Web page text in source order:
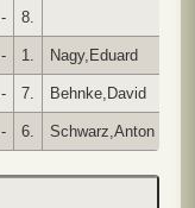
- 8.
- 1. Nagy,Eduard
- 7. Behnke,David
- 6. Schwarz,Anton